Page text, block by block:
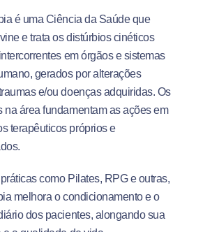
é uma Ciência da Saúde que
e trata os distúrbios cinéticos
em órgãos e sistemas
gerados por alterações
e/ou doenças adquiridas. Os
na área fundamentam as ações em
terapêuticos próprios e
como Pilates, RPG e outras,
melhora o condicionamento e o
dos pacientes, alongando sua